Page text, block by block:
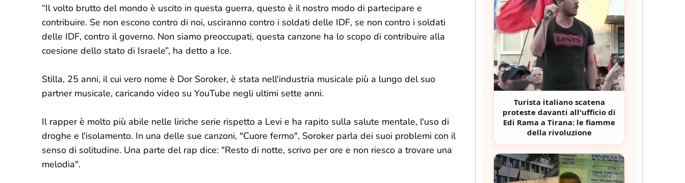
“Il volto brutto del mondo è uscito in questa guerra, questo è il nostro modo di partecipare e
contribuire. Se non escono contro di noi, usciranno contro i soldati delle IDF, se non contro i soldati
delle IDF, contro il governo. Non siamo preoccupati, questa canzone ha lo scopo di contribuire alla
coesione dello stato di Israele”, ha detto a Ice.
Stilla, 25 anni, il cui vero nome è Dor Soroker, è stata nell'industria musicale più a lungo del suo
partner musicale, caricando video su YouTube negli ultimi sette anni.
Il rapper è molto più abile nelle liriche serie rispetto a Levi e ha rapito sulla salute mentale, l'uso di
droghe e l'isolamento. In una delle sue canzoni, "Cuore fermo", Soroker parla dei suoi problemi con il
senso di solitudine. Una parte del rap dice: "Resto di notte, scrivo per ore e non riesco a trovare una
melodia".
Turista italiano scatena
proteste davanti all'ufficio di
Edi Rama a Tirana: le fiamme
della rivoluzione